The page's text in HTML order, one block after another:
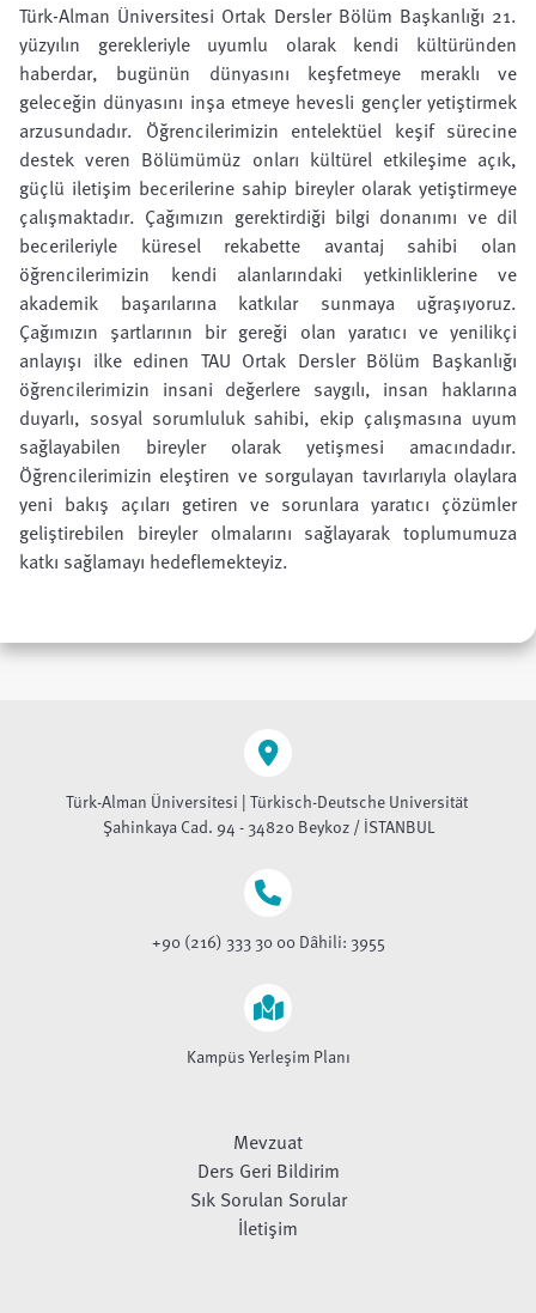
Türk-Alman Üniversitesi Ortak Dersler Bölüm Başkanlığı 21.
yüzyılın gerekleriyle uyumlu olarak kendi kültüründen
haberdar, bugünün dünyasını keşfetmeye meraklı ve
geleceğin dünyasını inşa etmeye hevesli gençler yetiştirmek
arzusundadır. Öğrencilerimizin entelektüel keşif sürecine
destek veren Bölümümüz onları kültürel etkileşime açık,
güçlü iletişim becerilerine sahip bireyler olarak yetiştirmeye
çalışmaktadır. Çağımızın gerektirdiği bilgi donanımı ve dil
becerileriyle küresel rekabette avantaj sahibi olan
öğrencilerimizin kendi alanlarındaki yetkinliklerine ve
akademik başarılarına katkılar sunmaya uğraşıyoruz.
Çağımızın şartlarının bir gereği olan yaratıcı ve yenilikçi
anlayışı ilke edinen TAU Ortak Dersler Bölüm Başkanlığı
öğrencilerimizin insani değerlere saygılı, insan haklarına
duyarlı, sosyal sorumluluk sahibi, ekip çalışmasına uyum
sağlayabilen bireyler olarak yetişmesi amacındadır.
Öğrencilerimizin eleştiren ve sorgulayan tavırlarıyla olaylara
yeni bakış açıları getiren ve sorunlara yaratıcı çözümler
geliştirebilen bireyler olmalarını sağlayarak toplumumuza
katkı sağlamayı hedeflemekteyiz.
Türk-Alman Üniversitesi | Türkisch-Deutsche Universität
Şahinkaya Cad. 94 - 34820 Beykoz / İSTANBUL
+90 (216) 333 30 00 Dâhili: 3955
Kampüs Yerleşim Planı
Mevzuat
Ders Geri Bildirim
Sık Sorulan Sorular
İletişim